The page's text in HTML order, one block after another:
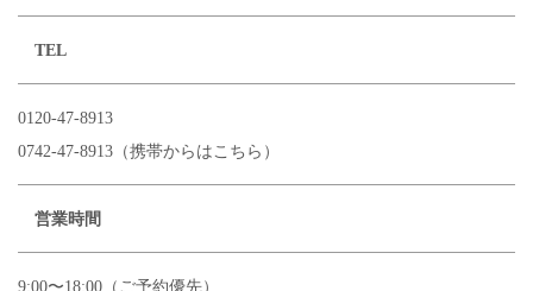
TEL
0120-47-8913
0742-47-8913（携帯からはこちら）
営業時間
9:00〜18:00（ご予約優先）